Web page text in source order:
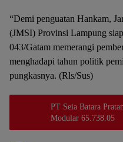
“Demi penguatan Hankam,
(JMSI) Provinsi Lampung
043/Gatam memerangi
menghadapi tahun politik
pungkasnya. (Rls/Sus)
PT Seia Batara
Modular 65.738.05